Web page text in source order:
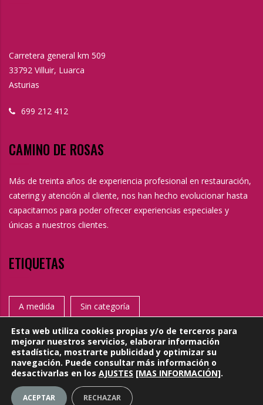
Carretera general km 509
33792 Villuir, Luarca
Asturias
699 212 412
CAMINO DE ROSAS
Más de treinta años de experiencia profesional en restauración,
catering y atención al cliente, nos han hecho evolucionar hasta
capacitarnos para poder ofrecer experiencias especiales y
únicas a nuestros clientes.
ETIQUETAS
A medida Sin categoría
Copyright @ 2016 |Aviso legal
Esta web utiliza cookies propias y/o de terceros para
mejorar nuestros servicios, elaborar información
estadística, mostrarte publicidad y optimizar su
navegación. Puede consultar más información o
desactivarlas en los AJUSTES [MAS INFORMACIÓN].
ACEPTAR RECHAZAR